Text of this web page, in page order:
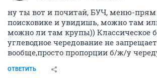
ну ты вот и почитай, БУЧ, меню-
поисковике и увидишь, можно там
можно ли там крупы)) Классическое
углеводное чередование не
вообще,просто пропорции б/ж/у
ОТВЕТИТЬ